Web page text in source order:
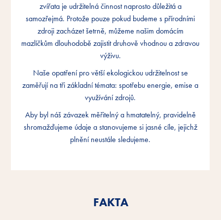
zvířata je udržitelná činnost naprosto důležitá a
samozřejmá. Protože pouze pokud budeme s přírodními
zdroji zacházet šetrně, můžeme našim domácím
mazlíčkům dlouhodobě zajistit druhově vhodnou a zdravou
výživu.
Naše opatření pro větší ekologickou udržitelnost se
zaměřují na tři základní témata: spotřebu energie, emise a
využívání zdrojů.
Aby byl náš závazek měřitelný a hmatatelný, pravidelně
shromažďujeme údaje a stanovujeme si jasné cíle, jejichž
plnění neustále sledujeme.
zvířata je udržitelná činnost naprosto důležitá a
samozřejmá. Protože pouze pokud budeme s přírodními
zdroji zacházet šetrně, můžeme našim domácím
mazlíčkům dlouhodobě zajistit druhově vhodnou a zdravou
výživu.
Naše opatření pro větší ekologickou udržitelnost se
zaměřují na tři základní témata: spotřebu energie, emise a
využívání zdrojů.
Aby byl náš závazek měřitelný a hmatatelný, pravidelně
shromažďujeme údaje a stanovujeme si jasné cíle, jejichž
plnění neustále sledujeme.
zvířata je udržitelná činnost naprosto důležitá a
samozřejmá. Protože pouze pokud budeme s přírodními
zdroji zacházet šetrně, můžeme našim domácím
mazlíčkům dlouhodobě zajistit druhově vhodnou a zdravou
výživu.
Naše opatření pro větší ekologickou udržitelnost se
zaměřují na tři základní témata: spotřebu energie, emise a
využívání zdrojů.
Aby byl náš závazek měřitelný a hmatatelný, pravidelně
shromažďujeme údaje a stanovujeme si jasné cíle, jejichž
plnění neustále sledujeme.
FAKTA